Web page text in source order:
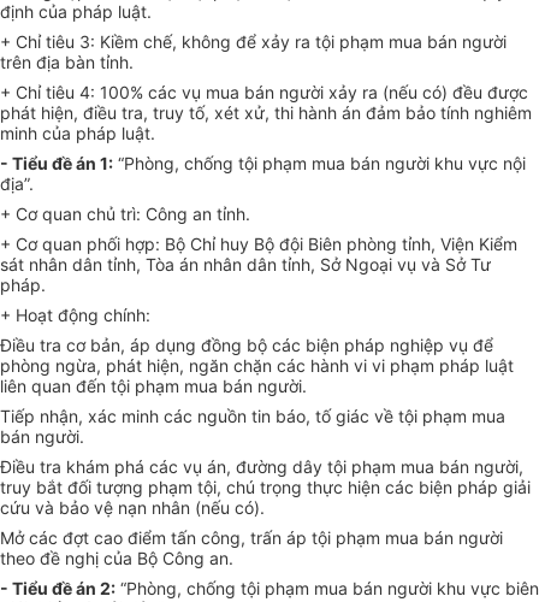
định của pháp luật.
+ Chỉ tiêu 3: Kiềm chế, không để xảy ra tội phạm mua bán người
trên địa bàn tỉnh.
+ Chỉ tiêu 4: 100% các vụ mua bán người xảy ra (nếu có) đều được
phát hiện, điều tra, truy tố, xét xử, thi hành án đảm bảo tính nghiêm
minh của pháp luật.
- Tiểu đề án 1: “Phòng, chống tội phạm mua bán người khu vực nội
địa”.
+ Cơ quan chủ trì: Công an tỉnh.
+ Cơ quan phối hợp: Bộ Chỉ huy Bộ đội Biên phòng tỉnh, Viện Kiểm
sát nhân dân tỉnh, Tòa án nhân dân tỉnh, Sở Ngoại vụ và Sở Tư
pháp.
+ Hoạt động chính:
Điều tra cơ bản, áp dụng đồng bộ các biện pháp nghiệp vụ để
phòng ngừa, phát hiện, ngăn chặn các hành vi vi phạm pháp luật
liên quan đến tội phạm mua bán người.
Tiếp nhận, xác minh các nguồn tin báo, tố giác về tội phạm mua
bán người.
Điều tra khám phá các vụ án, đường dây tội phạm mua bán người,
truy bắt đối tượng phạm tội, chú trọng thực hiện các biện pháp giải
cứu và bảo vệ nạn nhân (nếu có).
Mở các đợt cao điểm tấn công, trấn áp tội phạm mua bán người
theo đề nghị của Bộ Công an.
- Tiểu đề án 2: “Phòng, chống tội phạm mua bán người khu vực biên